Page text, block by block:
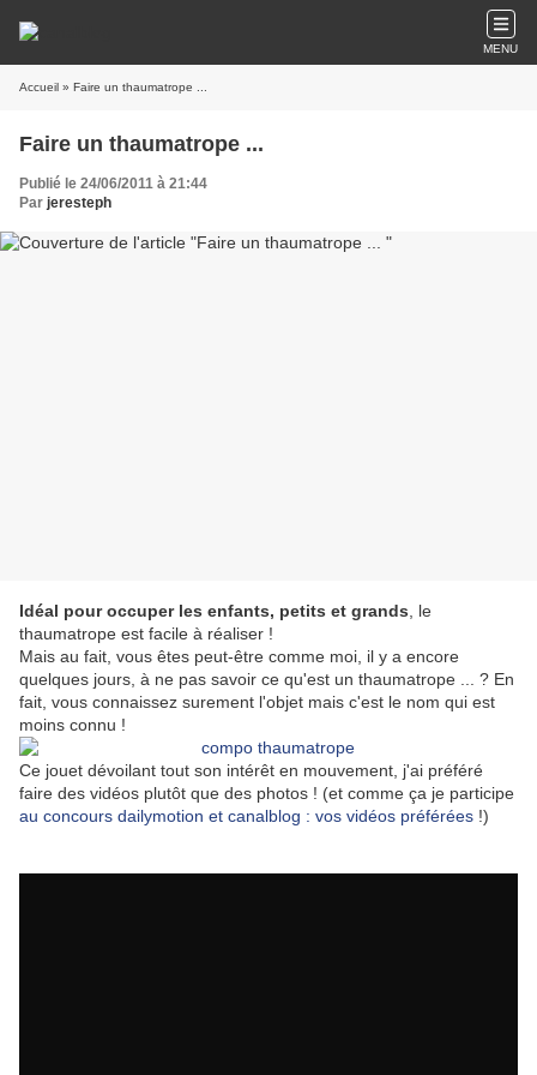
MENU
Accueil » Faire un thaumatrope ...
Faire un thaumatrope ...
Publié le 24/06/2011 à 21:44
Par jeresteph
Idéal pour occuper les enfants, petits et grands , le
thaumatrope est facile à réaliser !
Mais au fait, vous êtes peut-être comme moi, il y a encore
quelques jours, à ne pas savoir ce qu'est un thaumatrope ... ? En
fait, vous connaissez surement l'objet mais c'est le nom qui est
moins connu !
Ce jouet dévoilant tout son intérêt en mouvement, j'ai préféré
faire des vidéos plutôt que des photos ! (et comme ça je participe
au concours dailymotion et canalblog : vos vidéos préférées !)